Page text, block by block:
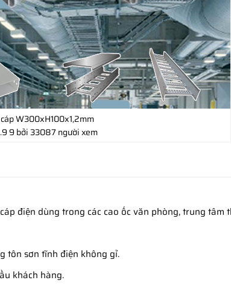
W300xH100x1,2mm
9bởi 33087 người xem
điện dùng trong các cao ốc văn phòng, trung
tôn sơn tĩnh điện không gỉ.
khách hàng.